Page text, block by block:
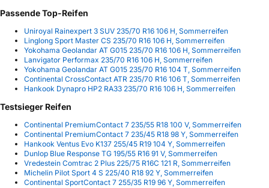
Passende Top-Reifen
Uniroyal Rainexpert 3 SUV 235/70 R16 106 H, Sommerreifen
Linglong Sport Master CS 235/70 R16 106 H, Sommerreifen
Yokohama Geolandar AT G015 235/70 R16 106 H, Sommerreifen
Lanvigator Performax 235/70 R16 106 H, Sommerreifen
Yokohama Geolandar AT G015 235/70 R16 104 T, Sommerreifen
Continental CrossContact ATR 235/70 R16 106 T, Sommerreifen
Hankook Dynapro HP2 RA33 235/70 R16 106 H, Sommerreifen
Testsieger Reifen
Continental PremiumContact 7 235/55 R18 100 V, Sommerreifen
Continental PremiumContact 7 235/45 R18 98 Y, Sommerreifen
Hankook Ventus Evo K137 255/45 R19 104 Y, Sommerreifen
Dunlop Blue Response TG 195/55 R16 91 V, Sommerreifen
Vredestein Comtrac 2 Plus 225/75 R16C 121 R, Sommerreifen
Michelin Pilot Sport 4 S 225/40 R18 92 Y, Sommerreifen
Continental SportContact 7 255/35 R19 96 Y, Sommerreifen